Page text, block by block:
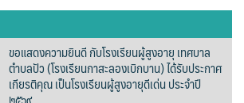
ขอแสดงความยินดี กับโรงเรียนผู้สูงอายุ เทศบาล
ตำบลปัว (โรงเรียนกาสะลองเบิกบาน) ได้รับประกาศ
เกียรติคุณ เป็นโรงเรียนผู้สูงอายุดีเด่น ประจำปี